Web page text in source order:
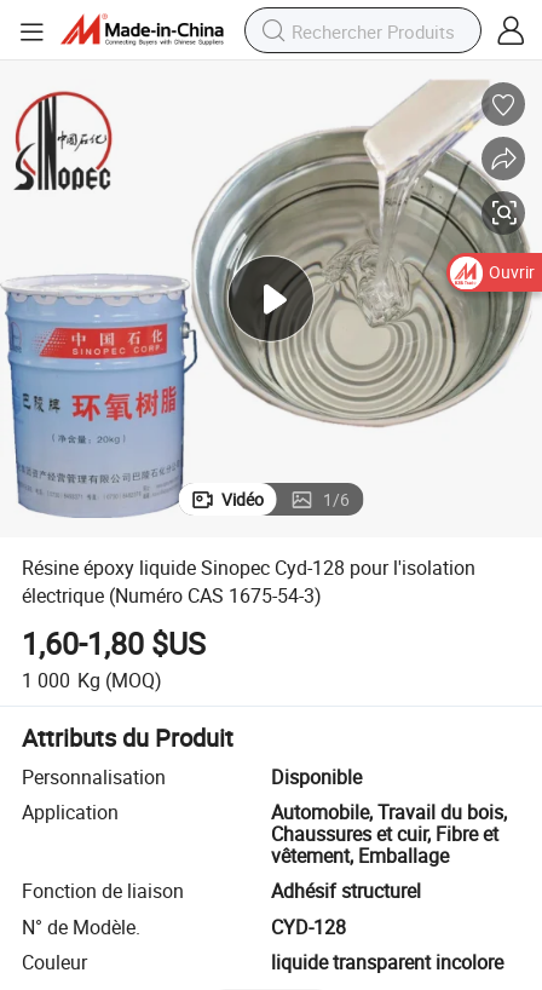
Vidéo 1/6
Résine époxy liquide Sinopec Cyd-128 pour l'isolation
électrique (Numéro CAS 1675-54-3)
1,60-1,80 $US
1 000 Kg (MOQ)
Attributs du Produit
Personnalisation
Disponible
Application
Automobile, Travail du bois,
Chaussures et cuir, Fibre et
vêtement, Emballage
Fonction de liaison
Adhésif structurel
N° de Modèle.
CYD-128
Couleur
liquide transparent incolore
Ouvrir